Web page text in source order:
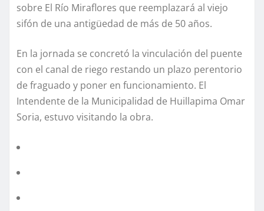
sobre El Río Miraflores que reemplazará al viejo
sifón de una antigüedad de más de 50 años.
En la jornada se concretó la vinculación del puente
con el canal de riego restando un plazo perentorio
de fraguado y poner en funcionamiento. El
Intendente de la Municipalidad de Huillapima Omar
Soria, estuvo visitando la obra.